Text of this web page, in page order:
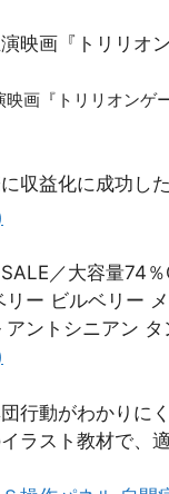
映画『トリリオ
映画『トリリオン
収益化に成功し
／大容量74
リー ビルベリー
アントシニアン
行動がわかりに
ラスト教材で、